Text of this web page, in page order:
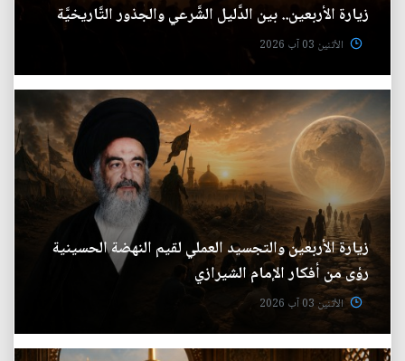
زيارة الأربعين.. بين الدَّليل الشَّرعي والجذور التَّاريخيَّة
الأثنين 03 آب 2026
زيارة الأربعين والتجسيد العملي لقيم النهضة الحسينية
رؤى من أفكار الإمام الشيرازي
الأثنين 03 آب 2026